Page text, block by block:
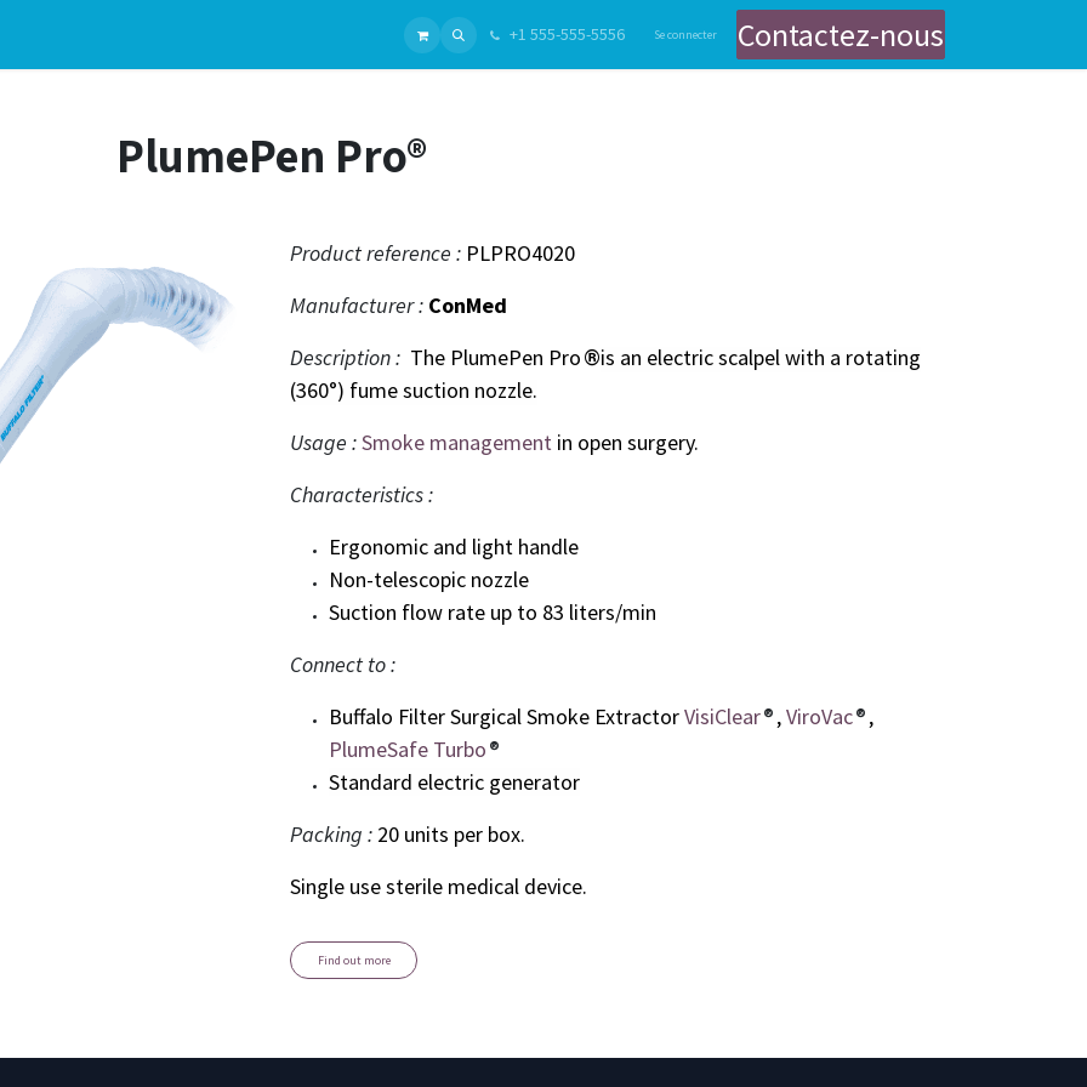
Chirurgie Plastique Fabricants Gastroentérologie Gestion des Fumées Chirurgicales Contact Endoscopie Digestive et
+1 555-555-5556 Se connecter Contactez-nous
PlumePen Pro®
Product reference : PLPRO4020
Manufacturer : ConMed
Description : The PlumePen Pro®is an electric scalpel with a rotating
(360°) fume suction nozzle.
Usage :Smoke management in open surgery.
Characteristics :
Ergonomic and light handle
Non-telescopic nozzle
Suction flow rate up to 83 liters/min
Connect to :
Buffalo Filter Surgical Smoke ExtractorVisiClear®,ViroVac®,
PlumeSafe Turbo®
Standard electric generator
Packing : 20 units per box.
Single use sterile medical device.
Find out more